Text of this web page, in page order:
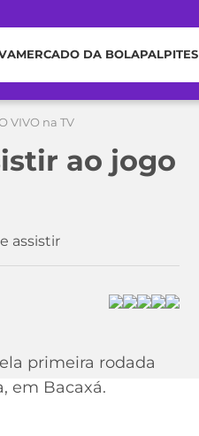
MERCADO DA BOLAPALPITES
VIVO na TV
ao jogo
assistir
primeira rodada
em Bacaxá.